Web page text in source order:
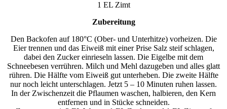
1 EL Zimt
Zubereitung
Den Backofen auf 180°C (Ober- und Unterhitze) vorheizen. Die
Eier trennen und das Eiweiß mit einer Prise Salz steif schlagen,
dabei den Zucker einrieseln lassen. Die Eigelbe mit dem
Schneebesen verrühren. Milch und Mehl dazugeben und alles glatt
rühren. Die Hälfte vom Eiweiß gut unterheben. Die zweite Hälfte
nur noch leicht unterschlagen. Jetzt 5 – 10 Minuten ruhen lassen.
In der Zwischenzeit die Pflaumen waschen, halbieren, den Kern
entfernen und in Stücke schneiden.